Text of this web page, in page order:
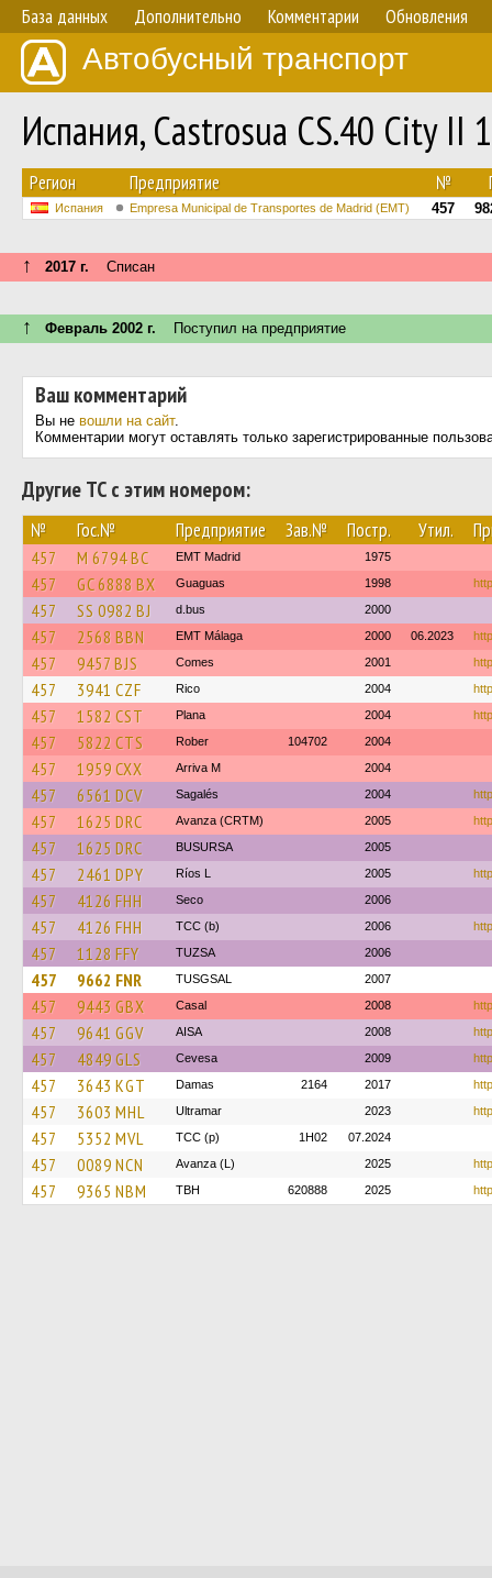
База данных Дополнительно Комментарии Обновления
Автобусный транспорт
Испания, Castrosua CS.40 City
Регион Предприятие №
Испания Empresa Municipal de Transportes de Madrid (EMT) 457
↑ 2017 г. Списан
↑ Февраль 2002 г. Поступил на предприятие
Ваш комментарий
Вы не вошли на сайт.
Комментарии могут оставлять только зарегистрированные
Другие ТС с этим номером:
№ Гос.№ Предприятие Зав.№ Постр. Утил.
457 M 6794 BC EMT Madrid 1975
457 GC 6888 BX Guaguas 1998
457 SS 0982 BJ d.bus 2000
457 2568 BBN EMT Málaga 2000 06.2023
457 9457 BJS Comes 2001
457 3941 CZF Rico 2004
457 1582 CST Plana 2004
457 5822 CTS Rober 104702 2004
457 1959 CXX Arriva M 2004
457 6561 DCV Sagalés 2004
457 1625 DRC Avanza (CRTM) 2005
457 1625 DRC BUSURSA 2005
457 2461 DPY Ríos L 2005
457 4126 FHH Seco 2006
457 4126 FHH TCC (b) 2006
457 1128 FFY TUZSA 2006
457 9662 FNR TUSGSAL 2007
457 9443 GBX Casal 2008
457 9641 GGV AISA 2008
457 4849 GLS Cevesa 2009
457 3643 KGT Damas 2164 2017
457 3603 MHL Ultramar 2023
457 5352 MVL TCC (p) 1H02 07.2024
457 0089 NCN Avanza (L) 2025
457 9365 NBM TBH 620888 2025